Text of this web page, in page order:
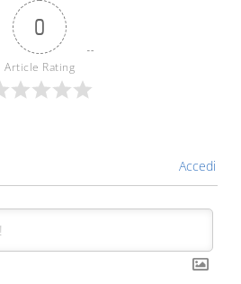
0
Article Rating
Accedi